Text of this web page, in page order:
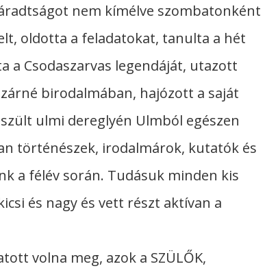
nem kímélve szombatonként
oldotta a feladatokat, tanulta a hét
a Csodaszarvas legendáját, utazott
birodalmában, hajózott a saját
ulmi dereglyén Ulmból egészen
történészek, irodalmárok, kutatók és
a félév során. Tudásuk minden kis
és nagy és vett részt aktívan a
volna meg, azok a SZÜLŐK,